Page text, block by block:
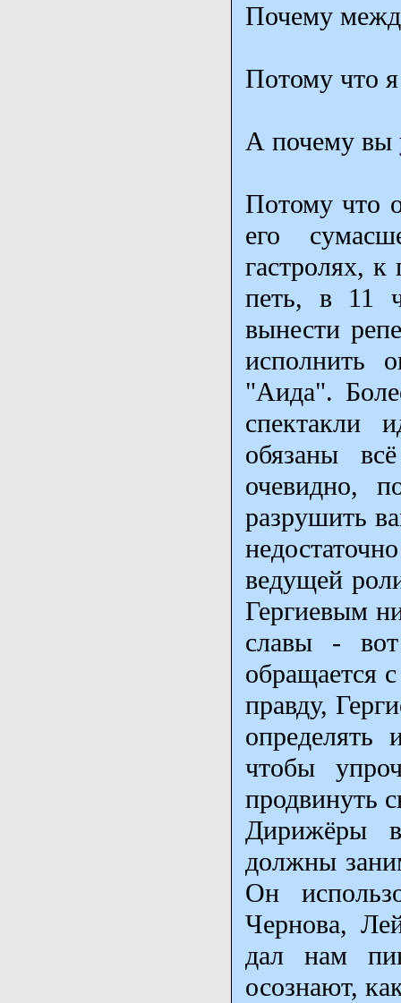
Почему
Потому что
А почему вы
Потому что
его
гастролях,
петь, в 11
вынести
исполнить
"Аида".
спектакли
обязаны
очевидно,
разрушить
ведущей
Гергиевым
славы -
обращается
правду,
определять
чтобы
продвинуть
Дирижёры
должны
Он
Чернова,
дал нам
осознают,